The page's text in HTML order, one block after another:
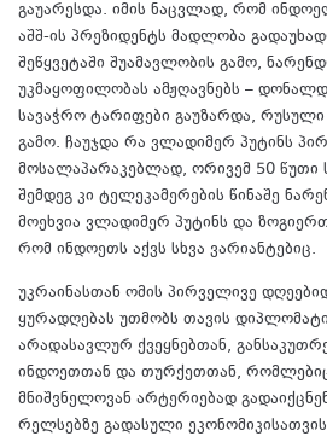
გაუარესდა. იმის ნაცვლად, რომ
აშშ-ის პრეზიდენტს მადლობა
შეწყვეტაში შუამავლობის გამო,
უკმაყოფილობას ამჟღავნებს –
სავაჭრო ტარიფები გაუზარდა, რუსული
გამო. ჩაუჯდა რა ვლადიმერ პუტინს
მოსალაპარაკებლად, ორივემ 50 წუთი
შემდეგ კი ტელეკამერების წინაშე
მოეხვია ვლადიმერ პუტინს და
რომ ინდოეთს აქვს სხვა ვარიანტებიც.
უკრაინასთან ომის პირველივე
ყურადღებას უთმობს თავის
არადასავლურ ქვეყნებთან,
ინდოეთთან და თურქეთთან,
მნიშვნელოვან არტერიებად
რელსებზე გადასული